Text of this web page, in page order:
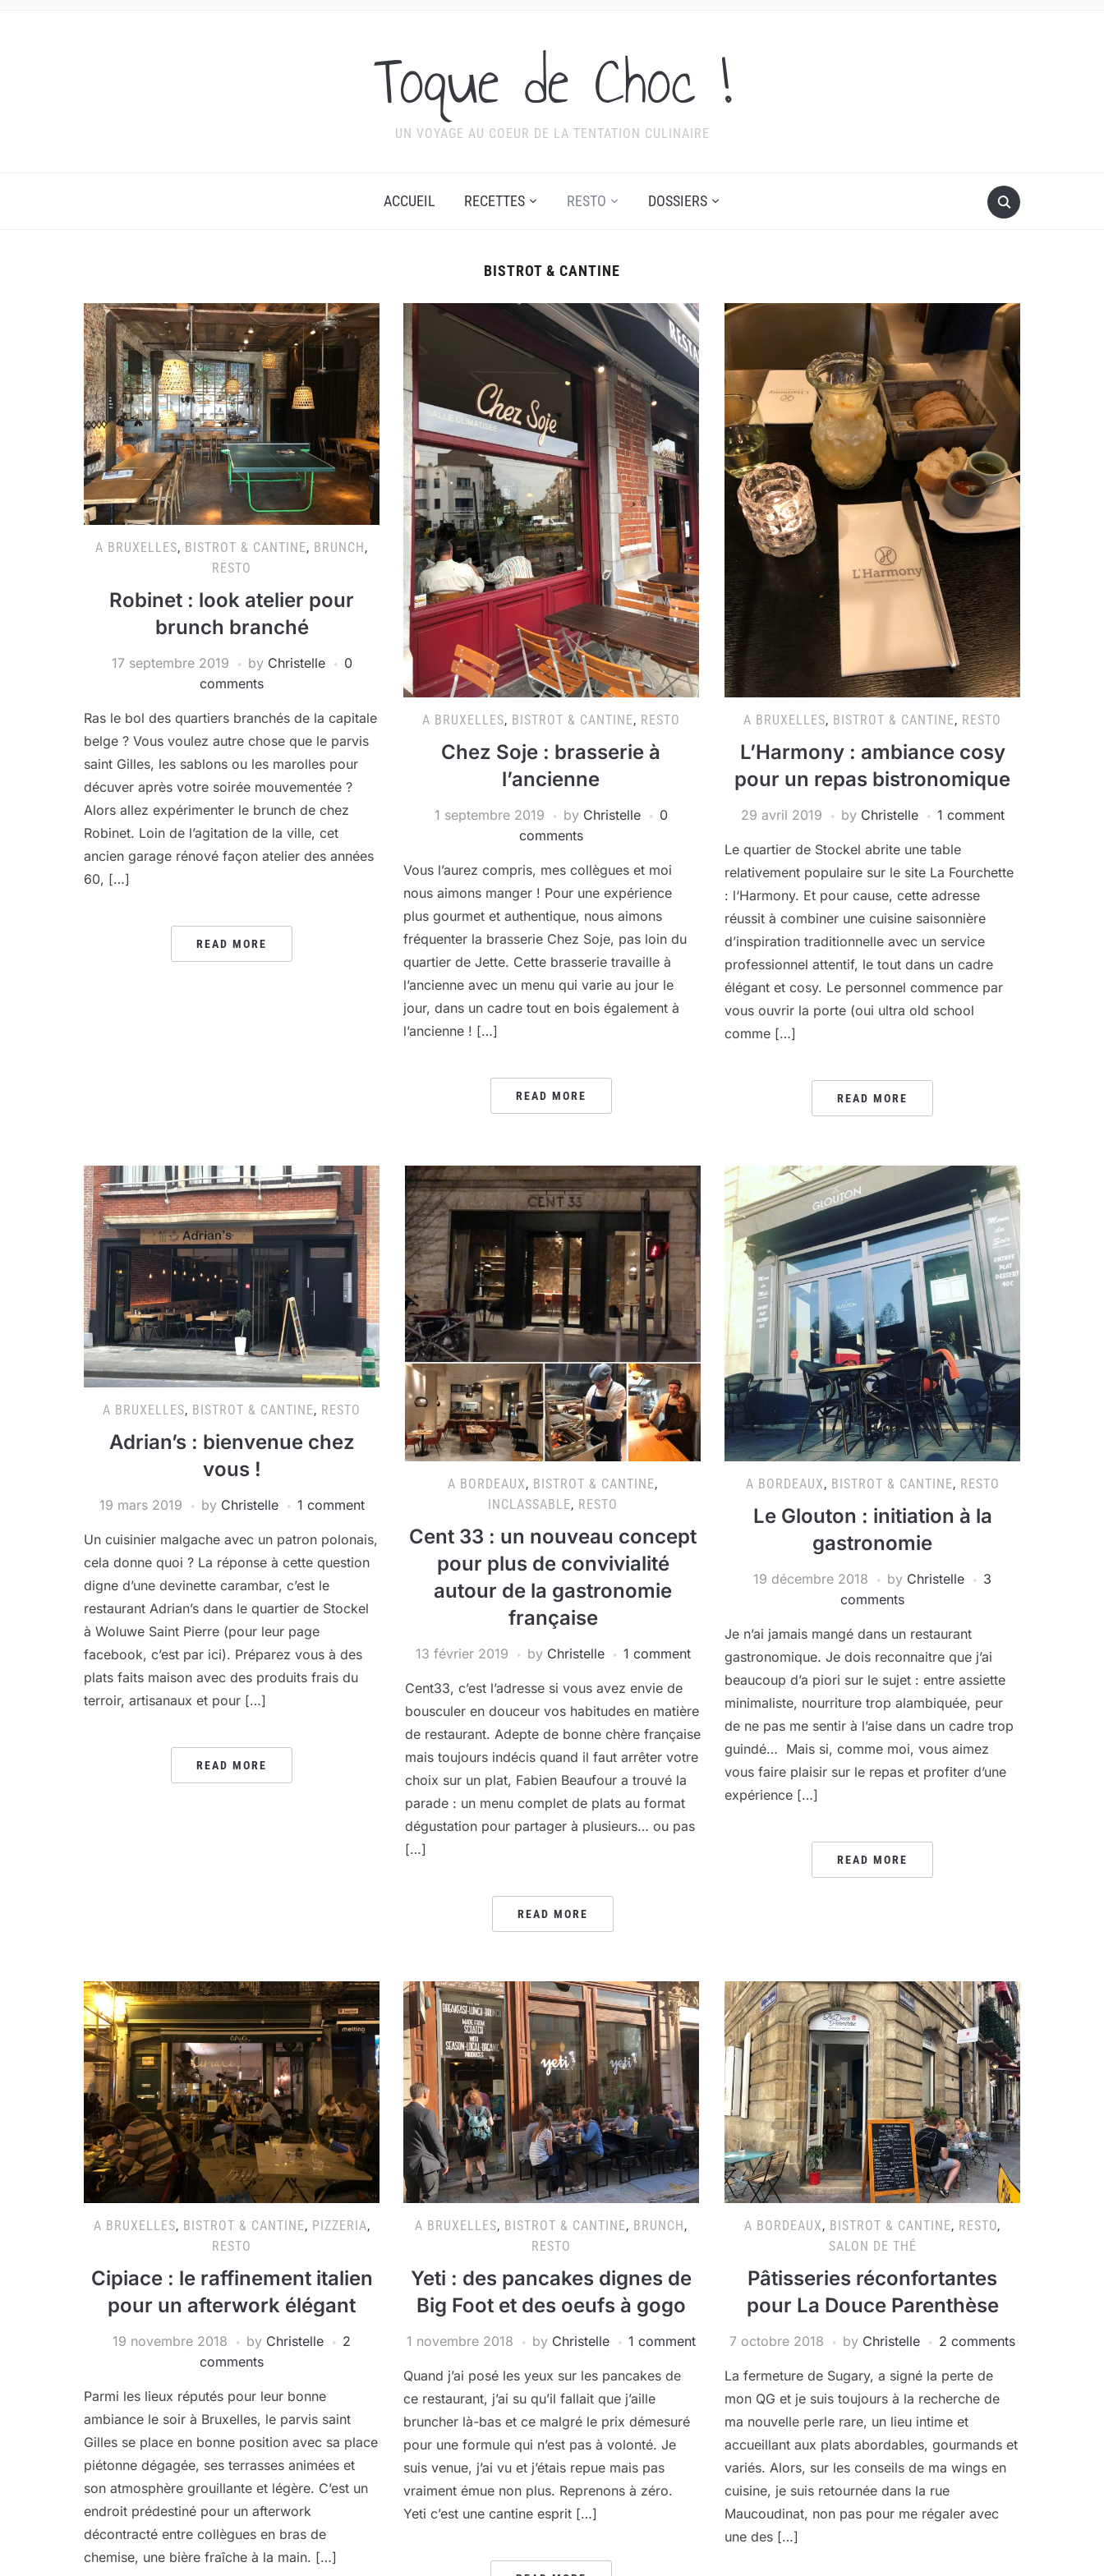
Toque de Choc !
UN VOYAGE AU COEUR DE LA TENTATION CULINAIRE
ACCUEIL RECETTES RESTO DOSSIERS
BISTROT & CANTINE
A BRUXELLES, BISTROT & CANTINE, BRUNCH,
RESTO
Robinet : look atelier pour
brunch branché
17 septembre 2019 by Christelle
0
comments
Ras le bol des quartiers branchés de la capitale
belge ? Vous voulez autre chose que le parvis
saint Gilles, les sablons ou les marolles pour
décuver après votre soirée mouvementée ?
Alors allez expérimenter le brunch de chez
Robinet. Loin de l’agitation de la ville, cet
ancien garage rénové façon atelier des années
60, […]
READ MORE
A BRUXELLES, BISTROT & CANTINE, RESTO
Chez Soje : brasserie à
l’ancienne
1 septembre 2019 by Christelle
0
comments
Vous l’aurez compris, mes collègues et moi
nous aimons manger ! Pour une expérience
plus gourmet et authentique, nous aimons
fréquenter la brasserie Chez Soje, pas loin du
quartier de Jette. Cette brasserie travaille à
l’ancienne avec un menu qui varie au jour le
jour, dans un cadre tout en bois également à
l’ancienne ! […]
READ MORE
A BRUXELLES, BISTROT & CANTINE, RESTO
L’Harmony : ambiance cosy
pour un repas bistronomique
29 avril 2019 by Christelle 1 comment
Le quartier de Stockel abrite une table
relativement populaire sur le site La Fourchette
: l‘Harmony. Et pour cause, cette adresse
réussit à combiner une cuisine saisonnière
d’inspiration traditionnelle avec un service
professionnel attentif, le tout dans un cadre
élégant et cosy. Le personnel commence par
vous ouvrir la porte (oui ultra old school
comme […]
READ MORE
A BRUXELLES, BISTROT & CANTINE, RESTO
Adrian’s : bienvenue chez
vous !
19 mars 2019 by Christelle 1 comment
Un cuisinier malgache avec un patron polonais,
cela donne quoi ? La réponse à cette question
digne d’une devinette carambar, c’est le
restaurant Adrian’s dans le quartier de Stockel
à Woluwe Saint Pierre (pour leur page
facebook, c’est par ici). Préparez vous à des
plats faits maison avec des produits frais du
terroir, artisanaux et pour […]
READ MORE
A BORDEAUX, BISTROT & CANTINE,
INCLASSABLE, RESTO
Cent 33 : un nouveau concept
pour plus de convivialité
autour de la gastronomie
française
13 février 2019 by Christelle 1 comment
Cent33, c’est l’adresse si vous avez envie de
bousculer en douceur vos habitudes en matière
de restaurant. Adepte de bonne chère française
mais toujours indécis quand il faut arrêter votre
choix sur un plat, Fabien Beaufour a trouvé la
parade : un menu complet de plats au format
dégustation pour partager à plusieurs… ou pas
[…]
READ MORE
A BORDEAUX, BISTROT & CANTINE, RESTO
Le Glouton : initiation à la
gastronomie
19 décembre 2018 by Christelle
3
comments
Je n’ai jamais mangé dans un restaurant
gastronomique. Je dois reconnaitre que j’ai
beaucoup d’a piori sur le sujet : entre assiette
minimaliste, nourriture trop alambiquée, peur
de ne pas me sentir à l’aise dans un cadre trop
guindé… Mais si, comme moi, vous aimez
vous faire plaisir sur le repas et profiter d’une
expérience […]
READ MORE
A BRUXELLES, BISTROT & CANTINE, PIZZERIA,
RESTO
Cipiace : le raffinement italien
pour un afterwork élégant
19 novembre 2018 by Christelle
2
comments
Parmi les lieux réputés pour leur bonne
ambiance le soir à Bruxelles, le parvis saint
Gilles se place en bonne position avec sa place
piétonne dégagée, ses terrasses animées et
son atmosphère grouillante et légère. C’est un
endroit prédestiné pour un afterwork
décontracté entre collègues en bras de
chemise, une bière fraîche à la main. […]
A BRUXELLES, BISTROT & CANTINE, BRUNCH,
RESTO
Yeti : des pancakes dignes de
Big Foot et des oeufs à gogo
1 novembre 2018 by Christelle 1 comment
Quand j’ai posé les yeux sur les pancakes de
ce restaurant, j’ai su qu’il fallait que j’aille
bruncher là-bas et ce malgré le prix démesuré
pour une formule qui n’est pas à volonté. Je
suis venue, j’ai vu et j’étais repue mais pas
vraiment émue non plus. Reprenons à zéro.
Yeti c’est une cantine esprit […]
A BORDEAUX, BISTROT & CANTINE, RESTO,
SALON DE THÉ
Pâtisseries réconfortantes
pour La Douce Parenthèse
7 octobre 2018 by Christelle 2 comments
La fermeture de Sugary, a signé la perte de
mon QG et je suis toujours à la recherche de
ma nouvelle perle rare, un lieu intime et
accueillant aux plats abordables, gourmands et
variés. Alors, sur les conseils de ma wings en
cuisine, je suis retournée dans la rue
Maucoudinat, non pas pour me régaler avec
une des […]